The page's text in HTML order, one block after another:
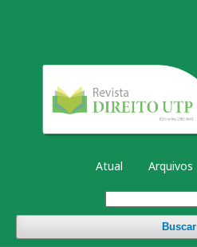
Atual Arquivos
Buscar